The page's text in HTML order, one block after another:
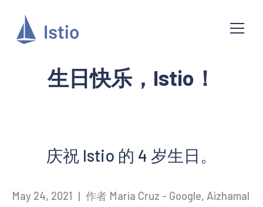
生日快乐，Istio！
庆祝 Istio 的 4 岁生日。
May 24, 2021 | 作者 Maria Cruz - Google, Aizhamal